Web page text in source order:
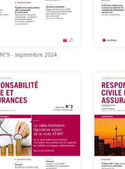
N°9 - septembre 2024